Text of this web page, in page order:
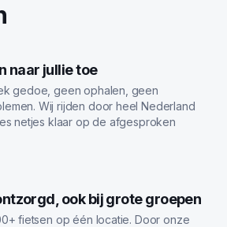
naar jullie toe
gedoe, geen ophalen, geen
Wij rijden door heel Nederland
netjes klaar op de afgesproken
ook bij grote groepen
fietsen op één locatie. Door onze